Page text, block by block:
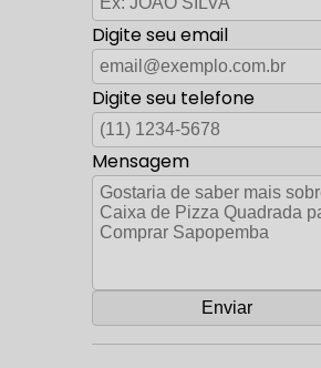
Digite seu email
Digite seu telefone
Mensagem